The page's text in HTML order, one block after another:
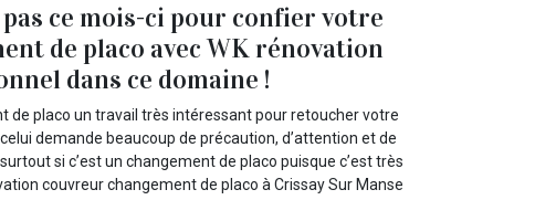
ce mois-ci pour confier votre
de placo avec WK rénovation
dans ce domaine !
de placo un travail très intéressant pour retoucher votre
demande beaucoup de précaution, d’attention et de
si c’est un changement de placo puisque c’est très
couvreur changement de placo à Crissay Sur Manse